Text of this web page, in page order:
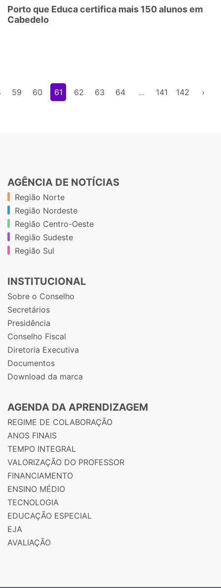
Porto que Educa certifica mais 150 alunos em
Cabedelo
59 60 61 62 63 64 ... 141 142 ›
AGÊNCIA DE NOTÍCIAS
Região Norte
Região Nordeste
Região Centro-Oeste
Região Sudeste
Região Sul
INSTITUCIONAL
Sobre o Conselho
Secretários
Presidência
Conselho Fiscal
Diretoria Executiva
Documentos
Download da marca
AGENDA DA APRENDIZAGEM
REGIME DE COLABORAÇÃO
ANOS FINAIS
TEMPO INTEGRAL
VALORIZAÇÃO DO PROFESSOR
FINANCIAMENTO
ENSINO MÉDIO
TECNOLOGIA
EDUCAÇÃO ESPECIAL
EJA
AVALIAÇÃO